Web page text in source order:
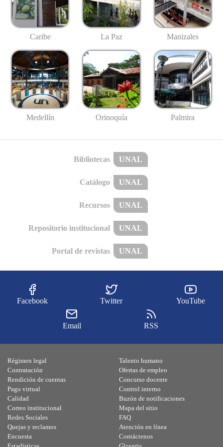
Caribe La Paz Manizales
Medellín Orinoquía Palmira
Bibliotecas UNAL
Catálogo UNAL
Recursos UNAL
Repositorio institucional UNAL
Portal de revistas UNAL
Facebook Twitter YouTube
Email RSS
Régimen legal
Contratación
Rendición de cuentas
Pago virtual
Calidad
Talento humano
Ofertas de empleo
Concurso docente
Control interno
Buzón de notificaciones
Correo institucional
Redes Sociales
Quejas y reclamos
Encuesta
Mapa del sitio
FAQ
Atención en línea
Contáctenos